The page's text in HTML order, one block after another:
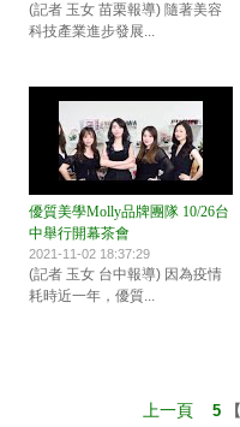
(記者 玉女 苗栗報導) 隨著美容
科技產業進步發展...
優質美學Molly品牌團隊 10/26台
中舉行開幕茶會
2021-11-02 18:37:29
(記者 玉女 台中報導) 因為疫情
耗時近一年，優質...
上一頁
5 【